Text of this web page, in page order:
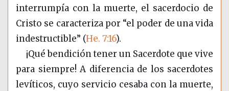
interrumpía con la muerte, el sacerdocio de
Cristo se caracteriza por “el poder de una vida
indestructible” (He. 7:16).
¡Qué bendición tener un Sacerdote que vive
para siempre! A diferencia de los sacerdotes
levíticos, cuyo servicio cesaba con la muerte,